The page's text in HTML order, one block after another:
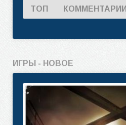
ТОП КОММЕНТАРИИ
ИГРЫ - НОВОЕ